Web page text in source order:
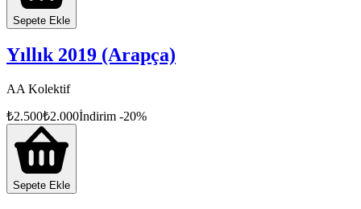
Sepete Ekle
Yıllık 2019 (Arapça)
AA Kolektif
₺2.500₺2.000İndirim -20%
Sepete Ekle